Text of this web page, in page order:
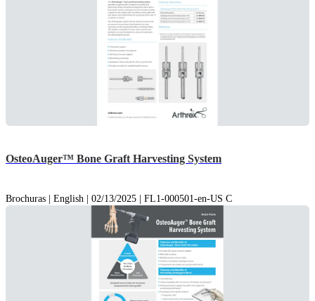
OsteoAuger™ Bone Graft Harvesting System
Brochuras | English | 02/13/2025 | FL1-000501-en-US C